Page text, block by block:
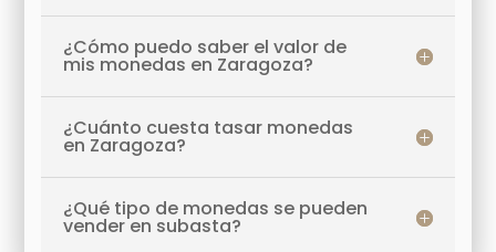
¿Cómo puedo saber el valor de
mis monedas en Zaragoza?
¿Cuánto cuesta tasar monedas
en Zaragoza?
¿Qué tipo de monedas se pueden
vender en subasta?